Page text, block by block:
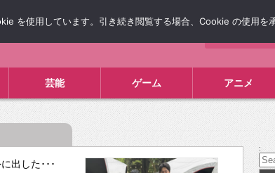
芸能 ゲーム アニメ
出した･･･
:
を使用しています。引き続き閲覧する場合、Cookie の使用を